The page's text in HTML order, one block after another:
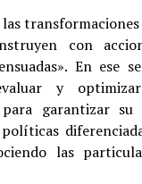
con
En ese
y
para garantizar su
las